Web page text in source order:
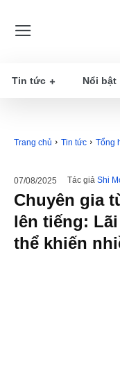
Tin tức Nổi bật
Trang chủ Tin tức Tổng
07/08/2025 Tác giả Shi
Chuyên gia
lên tiếng:
thể khiến